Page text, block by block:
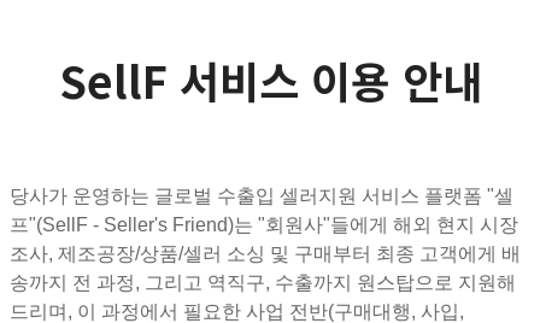
SellF 서비스 이용 안내
당사가 운영하는 글로벌 수출입 셀러지원 서비스 플랫폼 "셀
프"(SellF - Seller's Friend)는 "회원사"들에게 해외 현지 시장
조사, 제조공장/상품/셀러 소싱 및 구매부터 최종 고객에게 배
송까지 전 과정, 그리고 역직구, 수출까지 원스탑으로 지원해
드리며, 이 과정에서 필요한 사업 전반(구매대행, 사입,